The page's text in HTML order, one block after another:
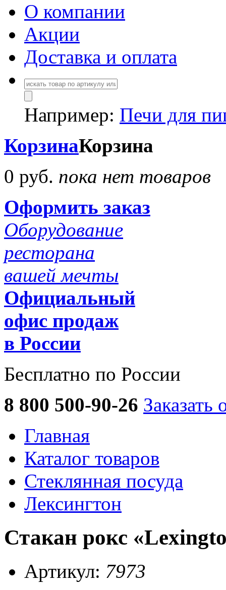
О компании
Акции
Доставка и оплата
Например: Печи для
КорзинаКорзина
0 руб. пока нет товаров
Оформить заказ
Оборудование
ресторана
вашей мечты
Официальный
офис продаж
в России
Бесплатно по России
8 800 500-90-26 Заказать
Главная
Каталог товаров
Стеклянная посуда
Лексингтон
Стакан рокс
Артикул: 7973